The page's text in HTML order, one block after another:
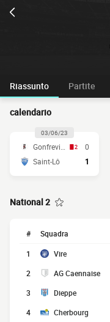
Riassunto Partite
calendario
03/06/23
0
Saint-Lô
1
National 2
# Squadra
1 Vire
2 AG Caennaise
3 Dieppe
4 Cherbourg